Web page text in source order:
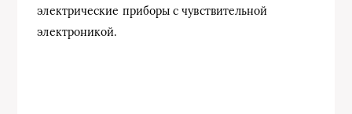
электрические приборы с чувствительной
электроникой.